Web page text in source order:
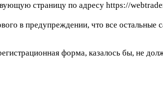
страницу по адресу https://
в предупреждении, что все
форма, казалось бы, не